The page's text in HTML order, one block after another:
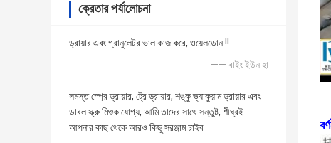
ক্রেতার পর্যালোচনা
ড্রায়ার এবং গ্রানুলেটর ভাল কাজ করে, ওয়েলডোন !!
—— বাইং ইউন হা
সমস্ত স্প্রে ড্রায়ার, ট্রে ড্রায়ার, শঙ্কু ভ্যাকুয়াম ড্রায়ার এবং
ডাবল স্ক্রু মিশুক যোগ্য, আমি তাদের সাথে সন্তুষ্ট, শীঘ্রই
আপনার কাছ থেকে আরও কিছু সরঞ্জাম চাইব